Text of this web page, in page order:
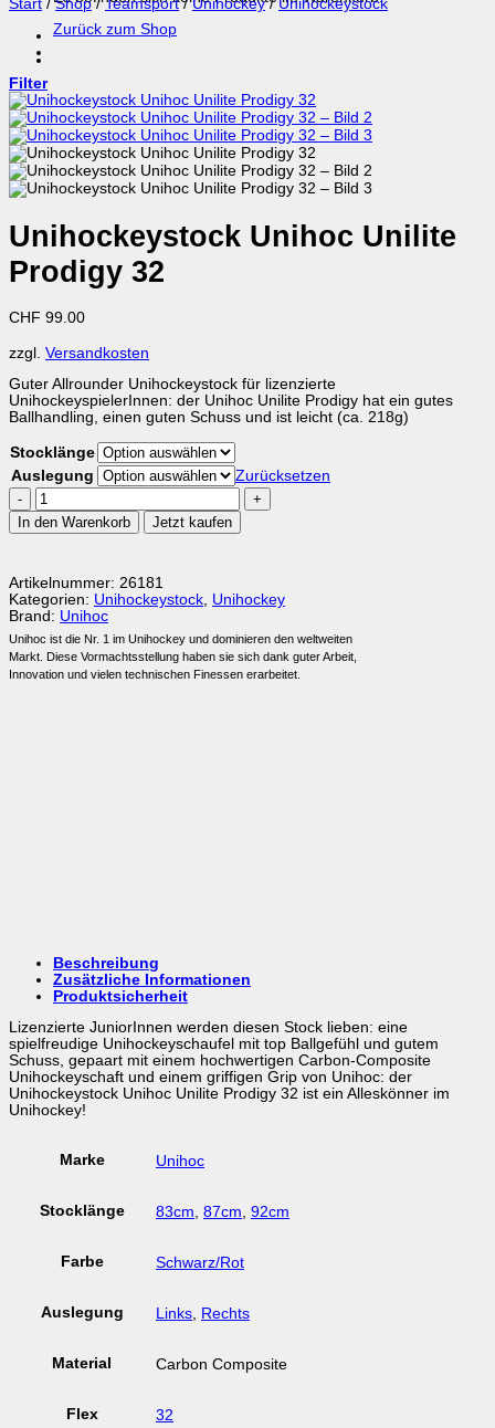
Zurück zum Shop
Start / Shop / Teamsport / Unihockey / Unihockeystock
Filter
Unihockeystock Unihoc Unilite
Prodigy 32
CHF 99.00
zzgl. Versandkosten
Guter Allrounder Unihockeystock für lizenzierte
UnihockeyspielerInnen: der Unihoc Unilite Prodigy hat ein gutes
Ballhandling, einen guten Schuss und ist leicht (ca. 218g)
Stocklänge
Auslegung
Zurücksetzen
Unihockeystock
Unihoc
Unilite
Menge
In den Warenkorb Jetzt kaufen
Artikelnummer: 26181
Kategorien: Unihockeystock, Unihockey
Brand: Unihoc
Unihoc ist die Nr. 1 im Unihockey und dominieren den weltweiten
Markt. Diese Vormachtsstellung haben sie sich dank guter Arbeit,
Innovation und vielen technischen Finessen erarbeitet.
Beschreibung
Zusätzliche Informationen
Produktsicherheit
Lizenzierte JuniorInnen werden diesen Stock lieben: eine
spielfreudige Unihockeyschaufel mit top Ballgefühl und gutem
Schuss, gepaart mit einem hochwertigen Carbon-Composite
Unihockeyschaft und einem griffigen Grip von Unihoc: der
Unihockeystock Unihoc Unilite Prodigy 32 ist ein Alleskönner im
Unihockey!
Marke Unihoc
Stocklänge 83cm 87cm 92cm
Farbe Schwarz/Rot
Auslegung Links Rechts
Material Carbon Composite
Flex 32